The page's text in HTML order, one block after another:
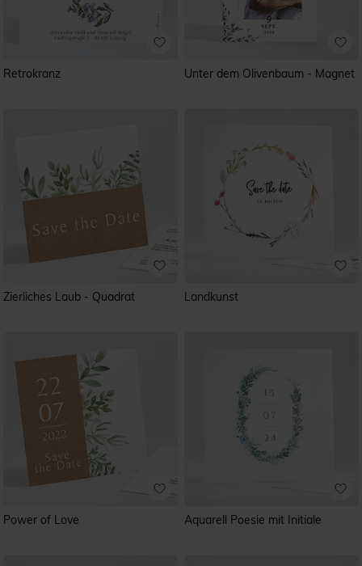
Retrokranz Unter dem Olivenbaum - Magnet
Zierliches Laub - Quadrat Landkunst
Power of Love Aquarell Poesie mit Initiale